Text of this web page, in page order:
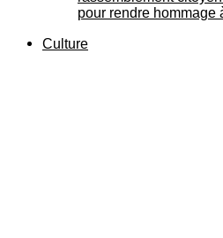
pour rendre hommage
Culture